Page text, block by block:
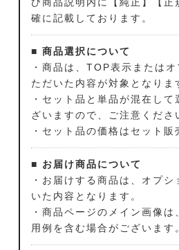
確に記載しております。
■ 商品選択について
・商品は、TOP表示または
ただいた内容が対象となりま
・セット品と単品が混在し
ざいますので、ご注意くださ
・セット品の価格はセット販
■ お届け商品について
・お届けする商品は、オプ
いた内容となります。
・商品ページのメイン画像
用例を含む場合がございます